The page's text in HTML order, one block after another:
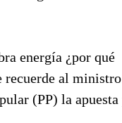
energía ¿por qué
recuerde al
(PP) la apuesta